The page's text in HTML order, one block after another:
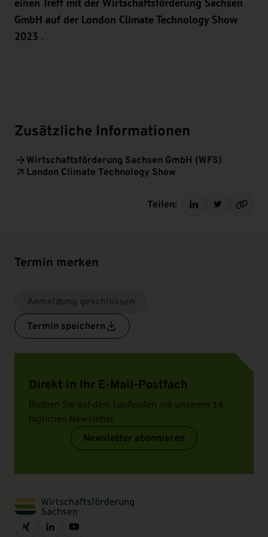
einen Treff mit der Wirtschaftsförderung Sachsen
GmbH auf der London Climate Technology Show
2023 .
Zusätzliche Informationen
Wirtschaftsförderung Sachsen GmbH (WFS)
London Climate Technology Show
Teilen:
Termin merken
Termin speichern
Direkt in Ihr E-Mail-Postfach
Bleiben Sie auf dem Laufenden mit unserem 14-
täglichen Newsletter
Newsletter abonnieren